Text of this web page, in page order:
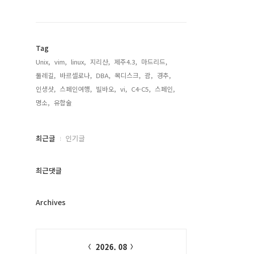
Tag
Unix, vim, linux, 지리산, 제주4.3, 마드리드,
둘레길, 바르셀로나, DBA, 목디스크, 괌, 경추,
인생샷, 스페인여행, 빌바오, vi, C4-C5, 스페인,
명소, 유합술,
최
과
글
최근글 인기글
최근댓글
Archives
2026. 08